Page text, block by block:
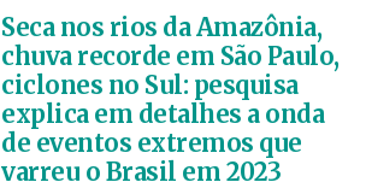
Seca nos rios da Amazônia,
chuva recorde em São Paulo,
ciclones no Sul: pesquisa
explica em detalhes a onda
de eventos extremos que
varreu o Brasil em 2023